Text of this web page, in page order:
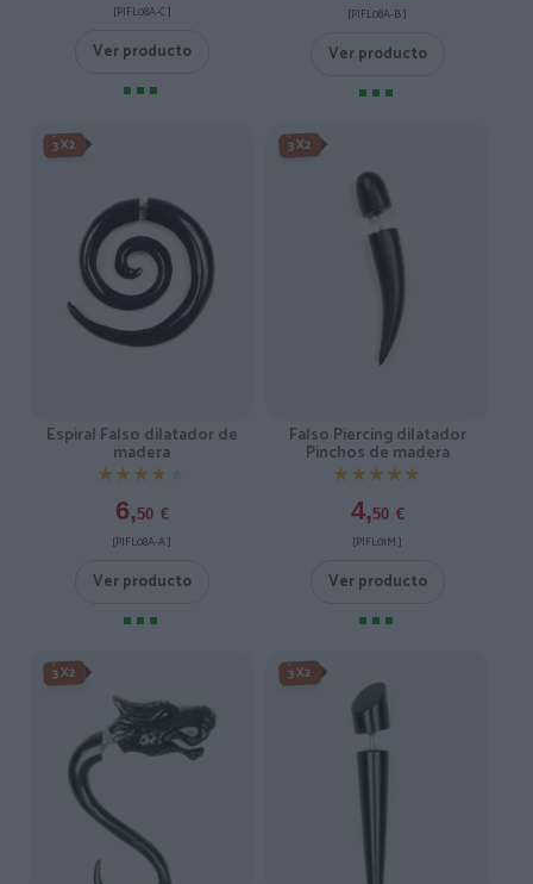
[PIFL08A-C ]
Ver producto
[PIFL08A-B ]
Ver producto
3X2
Espiral Falso dilatador de
madera
★★★★★
★★★★★
6,50 €
[PIFL08A-A ]
Ver producto
3X2
Falso Piercing dilatador
Pinchos de madera
★★★★★
★★★★★
4,50 €
[PIFL01M ]
Ver producto
3X2 3X2